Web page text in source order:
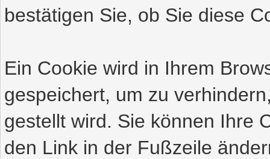
bestätigen Sie, ob Sie diese
Ein Cookie wird in Ihrem
gespeichert, um zu
gestellt wird. Sie können Ihre
den Link in der Fußzeile